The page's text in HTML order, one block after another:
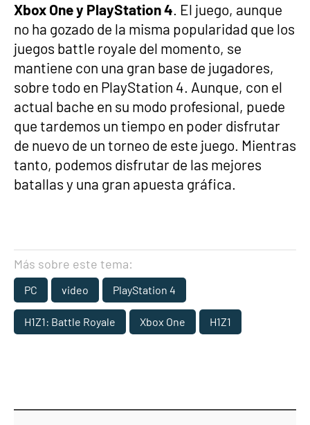
Xbox One y PlayStation 4. El juego, aunque
no ha gozado de la misma popularidad que los
juegos battle royale del momento, se
mantiene con una gran base de jugadores,
sobre todo en PlayStation 4. Aunque, con el
actual bache en su modo profesional, puede
que tardemos un tiempo en poder disfrutar
de nuevo de un torneo de este juego. Mientras
tanto, podemos disfrutar de las mejores
batallas y una gran apuesta gráfica.
Más sobre este tema:
PC video PlayStation 4
H1Z1: Battle Royale Xbox One H1Z1